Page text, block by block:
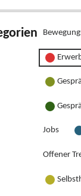
Jobs
Offener